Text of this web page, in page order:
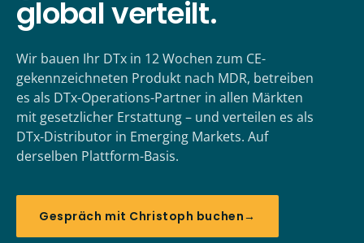
global verteilt.
Wir bauen Ihr DTx in 12 Wochen zum CE-
gekennzeichneten Produkt nach MDR, betreiben
es als DTx-Operations-Partner in allen Märkten
mit gesetzlicher Erstattung – und verteilen es als
DTx-Distributor in Emerging Markets. Auf
derselben Plattform-Basis.
Gespräch mit Christoph buchen→